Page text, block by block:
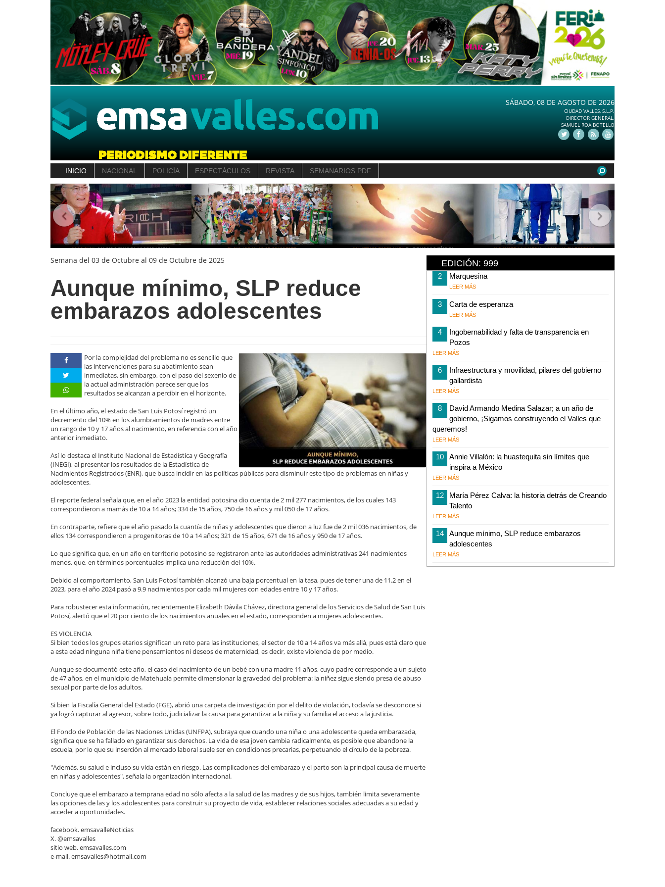
SÁBADO, 08 DE AGOSTO DE 2026
CIUDAD VALLES, S.L.P.
DIRECTOR GENERAL.
SAMUEL ROA BOTELLO
INICIO NACIONAL POLICÍA ESPECTÁCULOS REVISTA SEMANARIOS PDF
Semana del 03 de Octubre al 09 de Octubre de 2025
Aunque mínimo, SLP reduce
embarazos adolescentes
Por la complejidad del problema no es sencillo que
las intervenciones para su abatimiento sean
inmediatas, sin embargo, con el paso del sexenio de
la actual administración parece ser que los
resultados se alcanzan a percibir en el horizonte.
En el último año, el estado de San Luis Potosí registró un
decremento del 10% en los alumbramientos de madres entre
un rango de 10 y 17 años al nacimiento, en referencia con el año
anterior inmediato.
Así lo destaca el Instituto Nacional de Estadística y Geografía
(INEGI), al presentar los resultados de la Estadística de
Nacimientos Registrados (ENR), que busca incidir en las políticas públicas para disminuir este tipo de problemas en niñas y
adolescentes.
El reporte federal señala que, en el año 2023 la entidad potosina dio cuenta de 2 mil 277 nacimientos, de los cuales 143
correspondieron a mamás de 10 a 14 años; 334 de 15 años, 750 de 16 años y mil 050 de 17 años.
En contraparte, refiere que el año pasado la cuantía de niñas y adolescentes que dieron a luz fue de 2 mil 036 nacimientos, de
ellos 134 correspondieron a progenitoras de 10 a 14 años; 321 de 15 años, 671 de 16 años y 950 de 17 años.
Lo que significa que, en un año en territorio potosino se registraron ante las autoridades administrativas 241 nacimientos
menos, que, en términos porcentuales implica una reducción del 10%.
Debido al comportamiento, San Luis Potosí también alcanzó una baja porcentual en la tasa, pues de tener una de 11.2 en el
2023, para el año 2024 pasó a 9.9 nacimientos por cada mil mujeres con edades entre 10 y 17 años.
Para robustecer esta información, recientemente Elizabeth Dávila Chávez, directora general de los Servicios de Salud de San Luis
Potosí, alertó que el 20 por ciento de los nacimientos anuales en el estado, corresponden a mujeres adolescentes.
ES VIOLENCIA
Si bien todos los grupos etarios significan un reto para las instituciones, el sector de 10 a 14 años va más allá, pues está claro que
a esta edad ninguna niña tiene pensamientos ni deseos de maternidad, es decir, existe violencia de por medio.
Aunque se documentó este año, el caso del nacimiento de un bebé con una madre 11 años, cuyo padre corresponde a un sujeto
de 47 años, en el municipio de Matehuala permite dimensionar la gravedad del problema: la niñez sigue siendo presa de abuso
sexual por parte de los adultos.
Si bien la Fiscalía General del Estado (FGE), abrió una carpeta de investigación por el delito de violación, todavía se desconoce si
ya logró capturar al agresor, sobre todo, judicializar la causa para garantizar a la niña y su familia el acceso a la justicia.
El Fondo de Población de las Naciones Unidas (UNFPA), subraya que cuando una niña o una adolescente queda embarazada,
significa que se ha fallado en garantizar sus derechos. La vida de esa joven cambia radicalmente, es posible que abandone la
escuela, por lo que su inserción al mercado laboral suele ser en condiciones precarias, perpetuando el círculo de la pobreza.
"Además, su salud e incluso su vida están en riesgo. Las complicaciones del embarazo y el parto son la principal causa de muerte
en niñas y adolescentes", señala la organización internacional.
Concluye que el embarazo a temprana edad no sólo afecta a la salud de las madres y de sus hijos, también limita severamente
las opciones de las y los adolescentes para construir su proyecto de vida, establecer relaciones sociales adecuadas a su edad y
acceder a oportunidades.
facebook. emsavalleNoticias
X. @emsavalles
sitio web. emsavalles.com
e-mail. emsavalles@hotmail.com
EDICIÓN: 999
2 Marquesina
LEER MÁS
3 Carta de esperanza
LEER MÁS
4
Ingobernabilidad y falta de transparencia en
Pozos
LEER MÁS
6
Infraestructura y movilidad, pilares del gobierno
gallardista
LEER MÁS
8
David Armando Medina Salazar; a un año de
gobierno, ¡Sigamos construyendo el Valles que
queremos!
LEER MÁS
10
Annie Villalón: la huastequita sin límites que
inspira a México
LEER MÁS
12
María Pérez Calva: la historia detrás de Creando
Talento
LEER MÁS
14
Aunque mínimo, SLP reduce embarazos
adolescentes
LEER MÁS